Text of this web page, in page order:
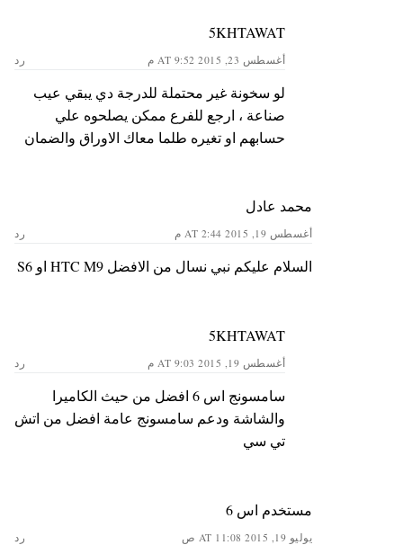
5KHTAWAT
أغسطس 23, 2015 AT 9:52 م رد
لو سخونة غير محتملة للدرجة دي يبقي عيب
صناعة ، ارجع للفرع ممكن يصلحوه علي
حسابهم او تغيره طلما معاك الاوراق والضمان
محمد عادل
أغسطس 19, 2015 AT 2:44 م رد
السلام عليكم نبي نسال من الافضل HTC M9 او S6
5KHTAWAT
أغسطس 19, 2015 AT 9:03 م رد
سامسونج اس 6 افضل من حيث الكاميرا
والشاشة ودعم سامسونج عامة افضل من اتش
تي سي
مستخدم اس 6
يوليو 19, 2015 AT 11:08 ص رد